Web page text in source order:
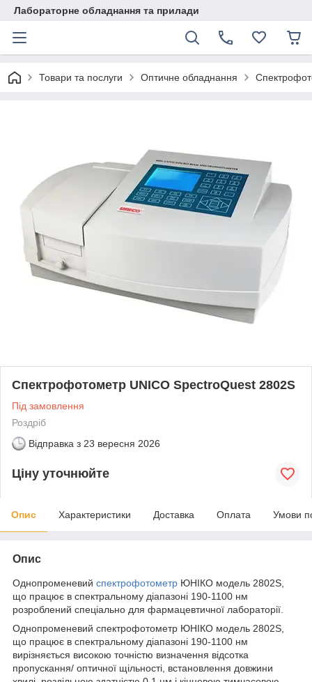
Лабораторне обладнання та прилади
Товари та послуги Оптичне обладнання
Спектрофотометр UNICO SpectroQuest 2802S
Під замовлення
Роздріб
Відправка з 23 вересня 2026
Ціну уточнюйте
Опис Характеристики Доставка Оплата Умови
Опис
Однопроменевий спектрофотометр ЮНІКО модель 2802S,
що працює в спектральному діапазоні 190-1100 нм
розроблений спеціально для фармацевтичної лабораторії.
Однопроменевий спектрофотометр ЮНІКО модель 2802S,
що працює в спектральному діапазоні 190-1100 нм
вирізняється високою точністю визначення відсотка
пропускання/ оптичної щільності, встановлення довжини